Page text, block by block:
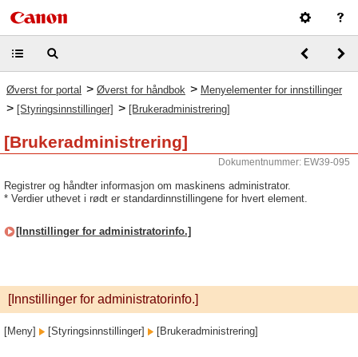
Øverst for portal > Øverst for håndbok > Menyelementer for innstillinger
> [Styringsinnstillinger] > [Brukeradministrering]
[Brukeradministrering]
Dokumentnummer: EW39-095
Registrer og håndter informasjon om maskinens administrator.
* Verdier uthevet i rødt er standardinnstillingene for hvert element.
[Innstillinger for administratorinfo.]
[Innstillinger for administratorinfo.]
[Meny] [Styringsinnstillinger] [Brukeradministrering]